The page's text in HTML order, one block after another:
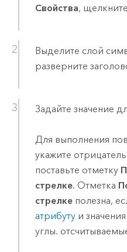
Свойства,
Выделите слой
разверните
Задайте значение
Для выполнения
укажите
поставьте отметку
стрелке. Отметка
стрелкеполезна,
атрибутуи
углы.